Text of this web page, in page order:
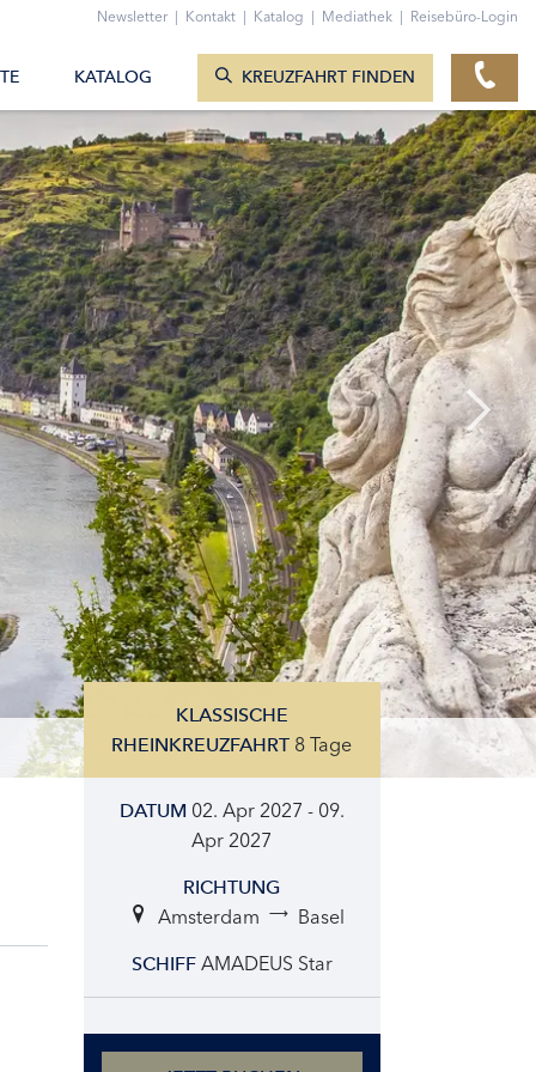
KLASSISCHE
RHEINKREUZFAHRT 8 Tage
DATUM 02. Apr 2027 - 09.
Apr 2027
RICHTUNG
Amsterdam Basel
SCHIFF AMADEUS Star
Newsletter | Kontakt | Katalog | Mediathek | Reisebüro-Login
KATALOG KREUZFAHRT FINDEN
ZUM KONTAKTFORMULAR